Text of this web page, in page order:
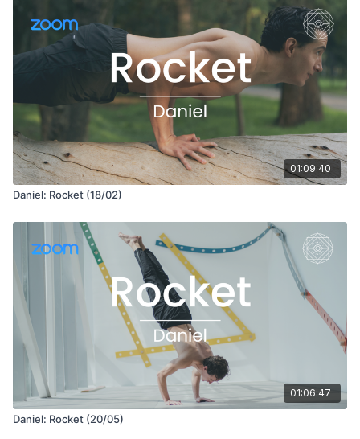
01:09:40
Daniel: Rocket (18/02)
01:06:47
Daniel: Rocket (20/05)